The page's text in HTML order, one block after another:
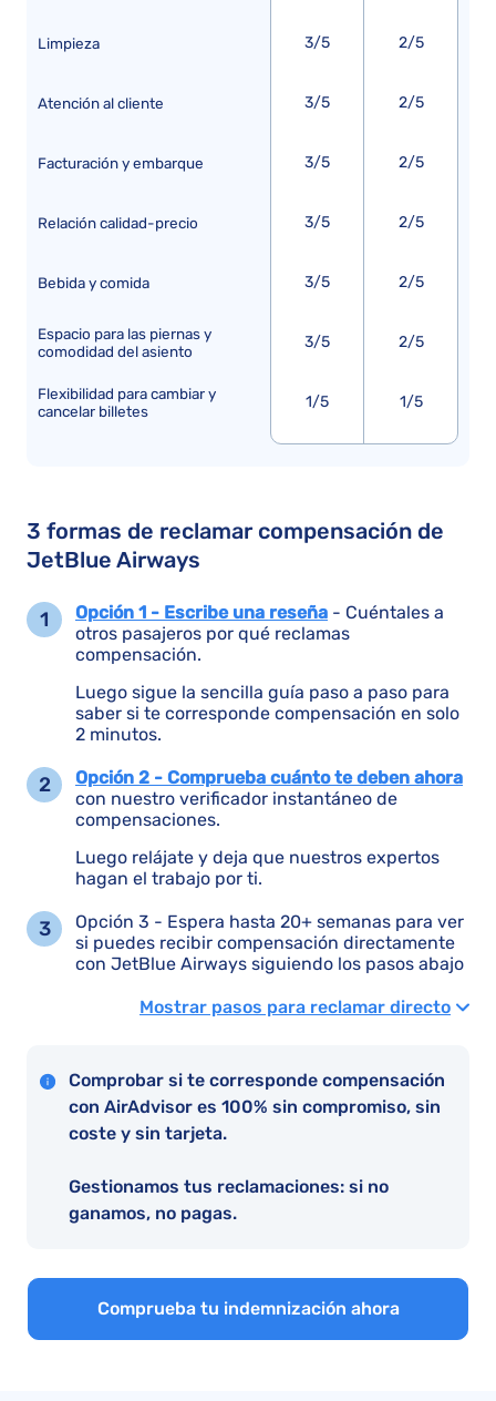
Limpieza
Atención al cliente
Facturación y embarque
Relación calidad-precio
Bebida y comida
Espacio para las piernas y
comodidad del asiento
Flexibilidad para cambiar y
cancelar billetes
3/5
3/5
3/5
3/5
3/5
3/5
1/5
2/5
2/5
2/5
2/5
2/5
2/5
1/5
3 formas de reclamar compensación de
JetBlue Airways
Opción 1 - Escribe una reseña - Cuéntales a
otros pasajeros por qué reclamas
compensación.
Luego sigue la sencilla guía paso a paso para
saber si te corresponde compensación en solo
2 minutos.
Opción 2 - Comprueba cuánto te deben ahora
con nuestro verificador instantáneo de
compensaciones.
Luego relájate y deja que nuestros expertos
hagan el trabajo por ti.
Opción 3 - Espera hasta 20+ semanas para ver
si puedes recibir compensación directamente
con JetBlue Airways siguiendo los pasos abajo
Mostrar pasos para reclamar directo
Comprobar si te corresponde compensación
con AirAdvisor es 100% sin compromiso, sin
coste y sin tarjeta.
Gestionamos tus reclamaciones: si no
ganamos, no pagas.
Comprueba tu indemnización ahora